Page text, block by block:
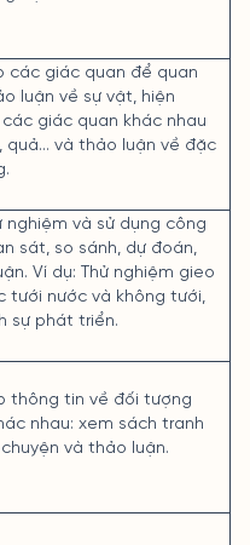
các giác quan để quan
luận về sự vật, hiện
giác quan khác nhau
quả... và thảo luận về đặc
nghiệm và sử dụng công
sát, so sánh, dự đoán,
Ví dụ: Thử nghiệm gieo
tưới nước và không tưới,
sự phát triển.
thông tin về đối tượng
nhau: xem sách tranh
và thảo luận.